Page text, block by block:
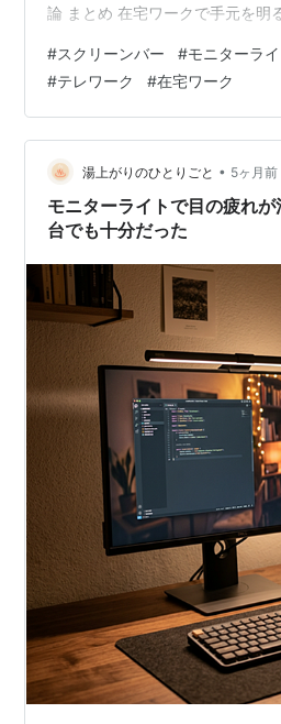
論 まとめ 在宅ワークで手元を明
る・照明の位置が合わないという
ターライト（スクリーンバー）と
スクライトとの違いは何か。モ
はなぜか。USB給電で使えるの
り付けられるのか。 この記事で
ーク向けにモニターライト（ス
#スクリーンバー #モニターライ
#テレワーク #在宅ワーク
湯上がりのひとりごと • 5ヶ月前
モニターライトで目の疲れ
台でも十分だった